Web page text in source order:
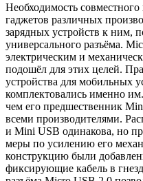
Необходимость
гаджетов различных
зарядных устройств к ним,
универсального разъёма.
электрическим и
подошёл для этих целей.
устройства для мобильных
комплектовались именно
чем его предшественник
всеми производителями.
и Mini USB одинакова, но
меры по усилению его
конструкцию были
фиксирующие кабель в